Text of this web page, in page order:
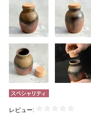
レビュー: